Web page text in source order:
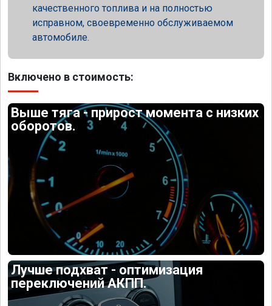
качественного топлива и на полностью
исправном, своевременно обслуживаемом
автомобиле.
Включено в стоимость:
Выше тяга - прирост момента с низких
оборотов.
Лучше подхват - оптимизация
переключений АКПП.